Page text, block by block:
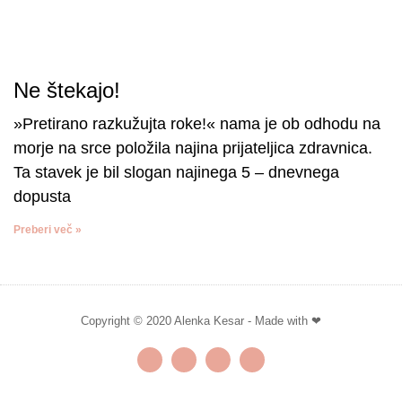
Ne štekajo!
»Pretirano razkužujta roke!« nama je ob odhodu na
morje na srce položila najina prijateljica zdravnica.
Ta stavek je bil slogan najinega 5 – dnevnega
dopusta
Preberi več »
Copyright © 2020 Alenka Kesar - Made with ❤